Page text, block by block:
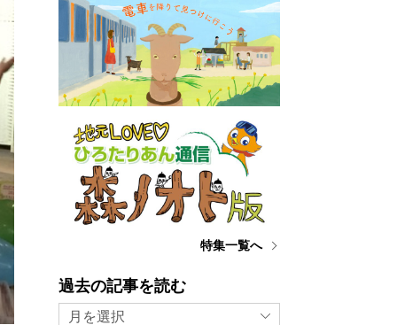
特集一覧へ
過去の記事を読む
月を選択